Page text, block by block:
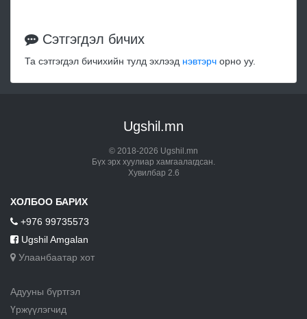
Сэтгэгдэл бичих
Та сэтгэгдэл бичихийн тулд эхлээд нэвтэрч орно уу.
Ugshil.mn
© 2018-2026 Ugshil.mn
Бүх эрх хуулиар хамгаалагдсан.
Хувилбар 2.6
ХОЛБОО БАРИХ
+976 99735573
Ugshil Amgalan
Улаанбаатар хот
Адууны бүртгэл
Үржүүлэгчид